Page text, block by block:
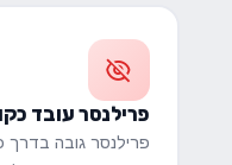
פרילנסר עובד